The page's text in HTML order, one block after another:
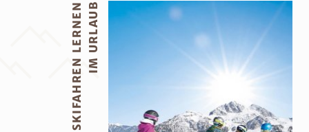
SKIFAHREN LERNENIM URLAUB